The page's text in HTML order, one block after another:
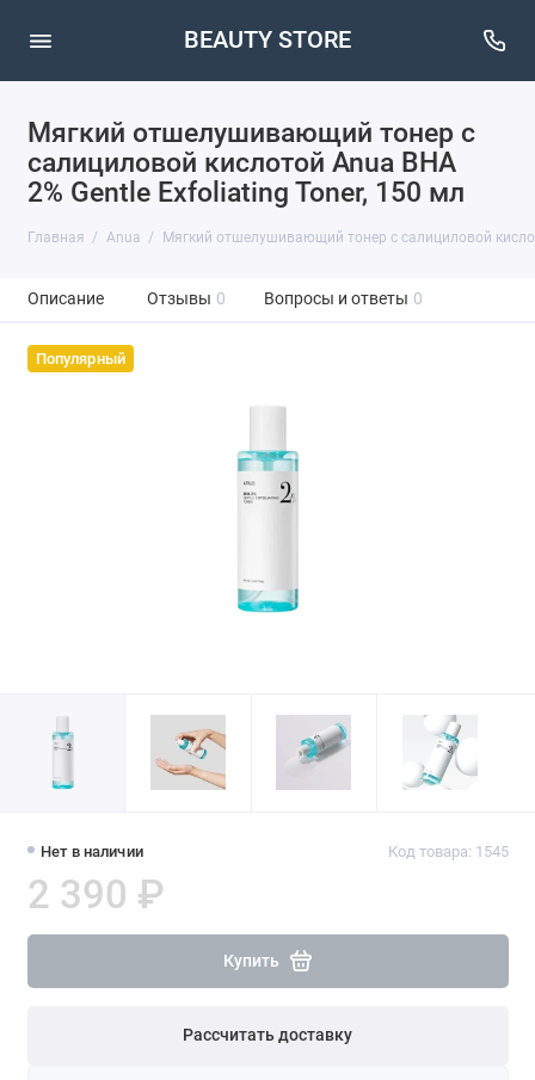
BEAUTY STORE
Мягкий отшелушивающий тонер с
салициловой кислотой Anua BHA
2% Gentle Exfoliating Toner, 150 мл
Главная Anua Мягкий отшелушивающий тонер с салициловой
Описание Отзывы 0 Вопросы и ответы 0
Популярный
Нет в наличии Код товара: 1545
2 390 ₽
Купить
Рассчитать доставку